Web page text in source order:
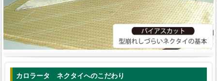
カロラータ ネクタイへのこだわり